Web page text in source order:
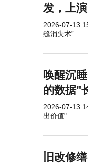
发，上
2026-07-13
缝消失术”
唤醒沉
的数据"
2026-07-13
出价值"
旧改修